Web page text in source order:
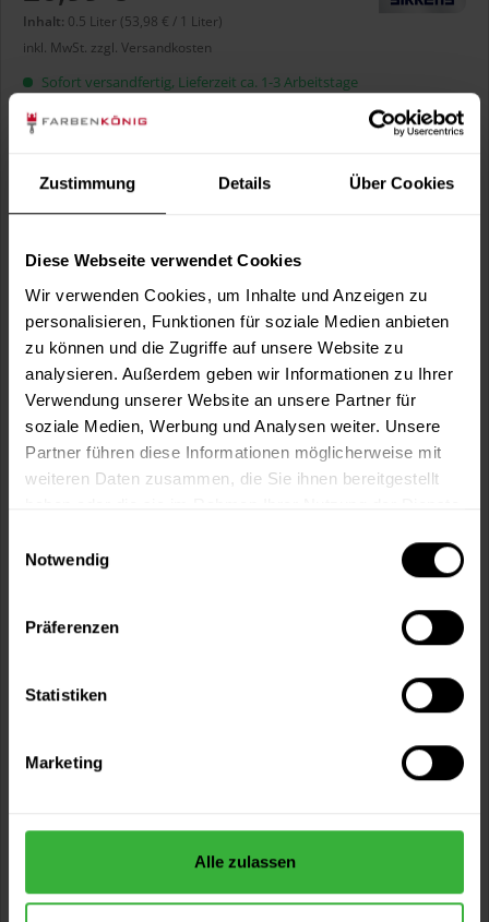
Zustimmung Details Über Cookies
Diese Webseite verwendet Cookies
Wir verwenden Cookies, um Inhalte und Anzeigen zu
personalisieren, Funktionen für soziale Medien anbieten
zu können und die Zugriffe auf unsere Website zu
analysieren. Außerdem geben wir Informationen zu Ihrer
Verwendung unserer Website an unsere Partner für
soziale Medien, Werbung und Analysen weiter. Unsere
Partner führen diese Informationen möglicherweise mit
weiteren Daten zusammen, die Sie ihnen bereitgestellt
Notwendig
Präferenzen
Statistiken
Marketing
Alle zulassen
Inhalt: 0.5 Liter (53,98 € / 1 Liter)
inkl. MwSt. zzgl. Versandkosten
Sofort versandfertig, Lieferzeit ca. 1-3 Arbeitstage
Liter:
Verbrauch berechnen
In denWarenkorb
Persönliche Beratung unter040 60 77 65 23